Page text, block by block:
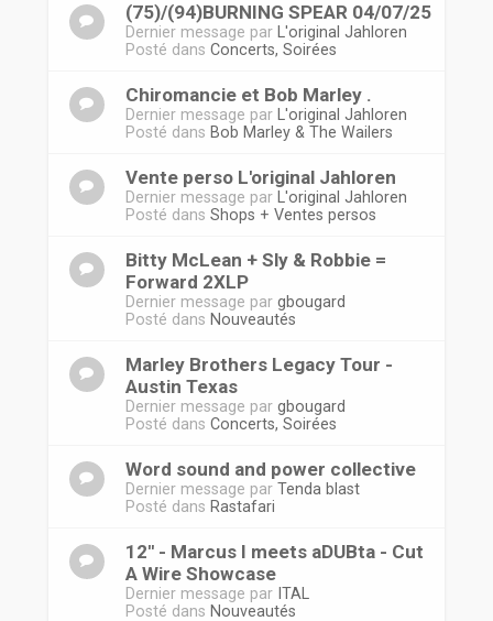
(75)/(94)BURNING SPEAR 04/07/25
Dernier message par
L'original Jahloren
Posté dans Concerts, Soirées
Chiromancie et Bob Marley .
Dernier message par
L'original Jahloren
Posté dans Bob Marley & The Wailers
Vente perso L'original Jahloren
Dernier message par
L'original Jahloren
Posté dans Shops + Ventes persos
Bitty McLean + Sly & Robbie =
Forward 2XLP
Dernier message par gbougard
Posté dans Nouveautés
Marley Brothers Legacy Tour -
Austin Texas
Dernier message par gbougard
Posté dans Concerts, Soirées
Word sound and power collective
Dernier message par Tenda blast
Posté dans Rastafari
12'' - Marcus I meets aDUBta - Cut
A Wire Showcase
Dernier message par ITAL
Posté dans Nouveautés